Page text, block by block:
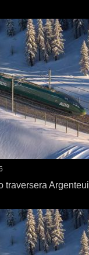
traversera Argenteuil